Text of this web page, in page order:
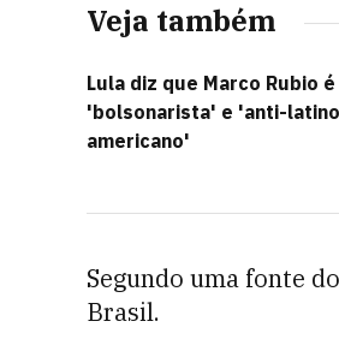
Veja também
Lula diz que Marco Rubio é
'bolsonarista' e 'anti-
americano'
Segundo uma fonte
Brasil.